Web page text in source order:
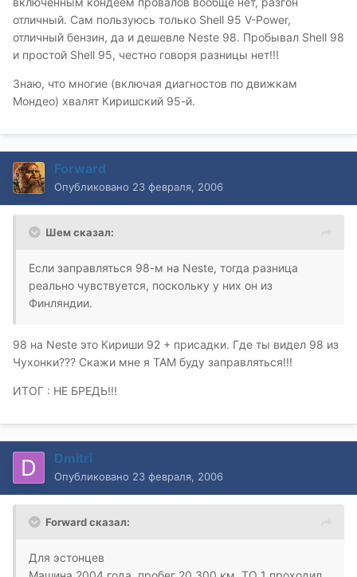
отличный. Сам пользуюсь только Shell 95 V-Power,
отличный бензин, да и дешевле Neste 98. Пробывал Shell 98
и простой Shell 95, честно говоря разницы нет!!!
Знаю, что многие (включая диагностов по движкам
Мондео) хвалят Киришский 95-й.
Forward
Опубликовано 23 февраля, 2006
Шем сказал:
Если заправляться 98-м на Neste, тогда разница
реально чувствуется, поскольку у них он из
Финляндии.
98 на Neste это Кириши 92 + присадки. Где ты видел 98 из
Чухонки??? Скажи мне я ТАМ буду заправляться!!!
ИТОГ : НЕ БРЕДЬ!!!
Dmitri
Опубликовано 23 февраля, 2006
Forward сказал:
Для эстонцев